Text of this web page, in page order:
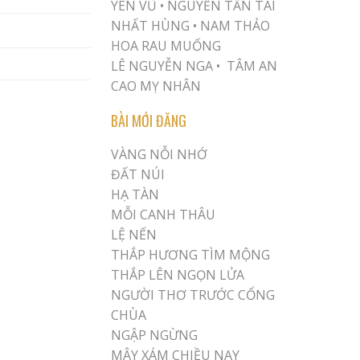
YÊN VŨ • NGUYỄN TẤN TÀI
NHẤT HÙNG • NAM THẢO
HOA RAU MUỐNG
LÊ NGUYỄN NGA • TÂM AN
CAO MỴ NHÂN
BÀI MỚI ĐĂNG
VÀNG NỖI NHỚ
ĐẤT NÚI
HẠ TÀN
MỖI CANH THÂU
LỆ NẾN
THẮP HƯƠNG TÌM MỘNG
THẮP LÊN NGỌN LỬA
NGƯỜI THƠ TRƯỚC CỔNG
CHÙA
NGẬP NGỪNG
MÂY XÁM CHIỀU NAY